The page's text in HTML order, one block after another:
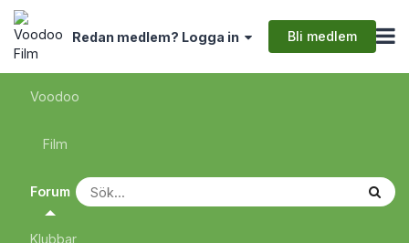
Redan medlem? Logga in Bli medlem
Voodoo
Film
Forum
Klubbar